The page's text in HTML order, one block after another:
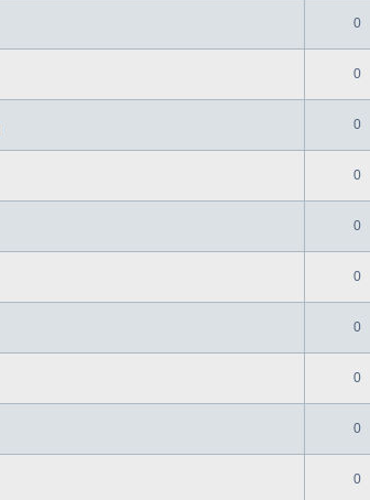
0
0
0
0
0
0
0
0
0
0